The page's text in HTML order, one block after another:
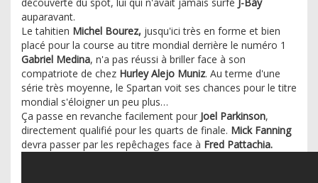
auparavant.
Le tahitien Michel Bourez, jusqu'ici très en forme et bien
placé pour la course au titre mondial derrière le numéro 1
Gabriel Medina, n'a pas réussi à briller face à son
compatriote de chez Hurley Alejo Muniz. Au terme d'une
série très moyenne, le Spartan voit ses chances pour le titre
mondial s'éloigner un peu plus…
Ça passe en revanche facilement pour Joel Parkinson,
directement qualifié pour les quarts de finale. Mick Fanning
devra passer par les repêchages face à Fred Pattachia.